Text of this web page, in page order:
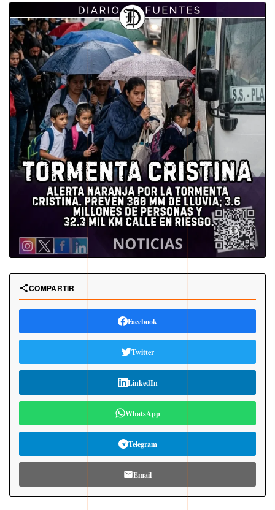
COMPARTIR
Facebook
Twitter
LinkedIn
WhatsApp
Telegram
Email